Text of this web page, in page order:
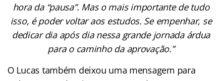
hora da “pausa”. Mas o mais importante de tudo
isso, é poder voltar aos estudos. Se empenhar, se
dedicar dia após dia nessa grande jornada árdua
para o caminho da aprovação.”
O Lucas também deixou uma mensagem para